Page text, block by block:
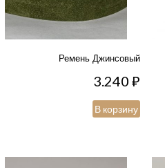
Ремень Джинсовый
3.240₽
В корзину